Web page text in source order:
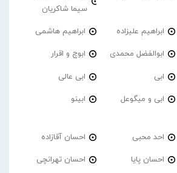
سیما شاکریان
ابراهیم علیزاده ابراهیم هاشمی
ابوالفضل محمدی ابوچ و اقرار
ابی ابی عالی
ابی و میگوعل ابینو
احد محبی احسان آقازاده
احسان پایا احسان تهرانچی